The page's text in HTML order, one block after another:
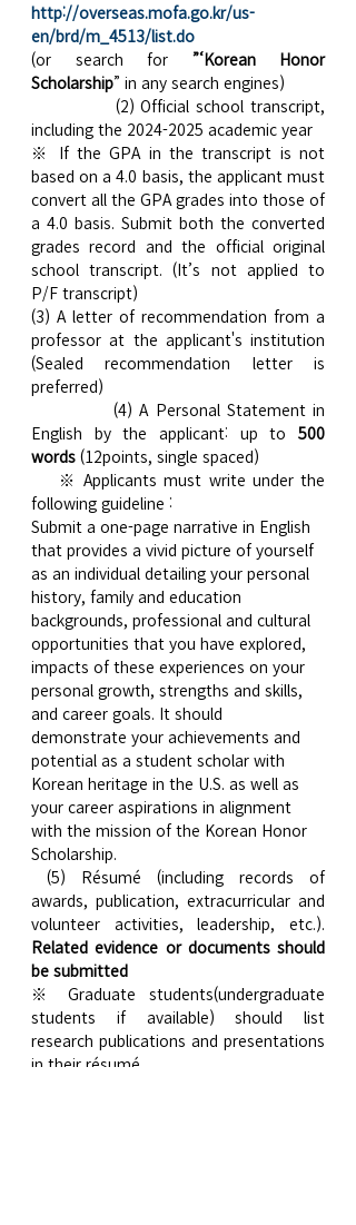
http://overseas.mofa.go.kr/us-
en/brd/m_4513/list.do
(or search for ”‘Korean Honor
Scholarship” in any search engines)
(2) Official school transcript,
including the 2024-2025 academic year
※ If the GPA in the transcript is not
based on a 4.0 basis, the applicant must
convert all the GPA grades into those of
a 4.0 basis. Submit both the converted
grades record and the official original
school transcript. (It’s not applied to
P/F transcript)
(3) A letter of recommendation from a
professor at the applicant's institution
(Sealed recommendation letter is
preferred)
(4) A Personal Statement in
English by the applicant: up to 500
words (12points, single spaced)
※ Applicants must write under the
following guideline :
Submit a one-page narrative in English
that provides a vivid picture of yourself
as an individual detailing your personal
history, family and education
backgrounds, professional and cultural
opportunities that you have explored,
impacts of these experiences on your
personal growth, strengths and skills,
and career goals. It should
demonstrate your achievements and
potential as a student scholar with
Korean heritage in the U.S. as well as
your career aspirations in alignment
with the mission of the Korean Honor
Scholarship.
(5) Résumé (including records of
awards, publication, extracurricular and
Related evidence or documents should
be submitted
※ Graduate students(undergraduate
students if available) should list
research publications and presentations
in their résumé.